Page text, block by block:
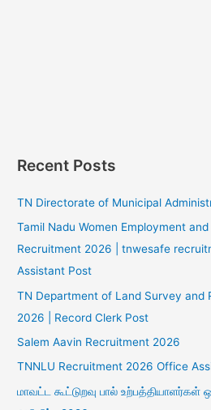
Recent Posts
TN Directorate of Municipal
Tamil Nadu Women Employment
Recruitment 2026 | tnwesafe
Assistant Post
TN Department of Land Survey and
2026 | Record Clerk Post
Salem Aavin Recruitment 2026
TNNLU Recruitment 2026 Office
மாவட்ட கூட்டுறவு பால் உற்பத்தியாளர்கள்